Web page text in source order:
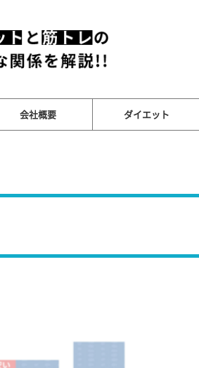
会社概要 ダイエット